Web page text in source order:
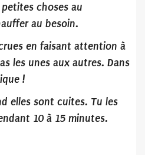
choses au
au besoin.
en faisant attention à
les unes aux autres. Dans
!
elles sont cuites. Tu les
10 à 15 minutes.